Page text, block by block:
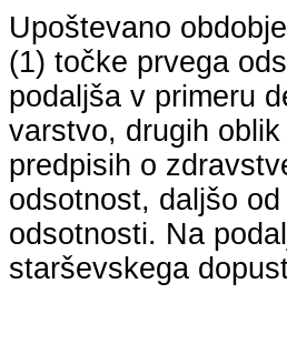
Upoštevano
(1) točke prvega
podaljša v primeru
varstvo, drugih
predpisih o
odsotnost, daljšo
odsotnosti. Na
starševskega